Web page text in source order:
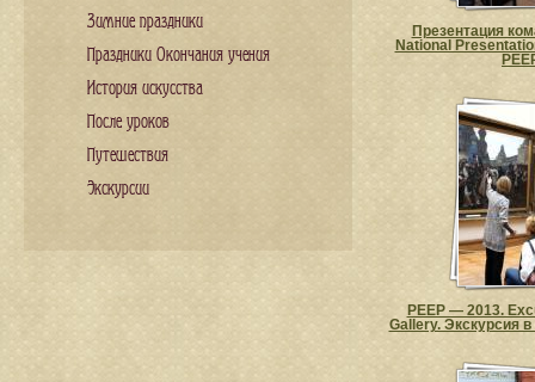
Презентация
National
PEEP — 2013.
Gallery. Экскурсия
Зимние праздники
Праздники Окончания учения
История искусства
После уроков
Путешествия
Экскурсии